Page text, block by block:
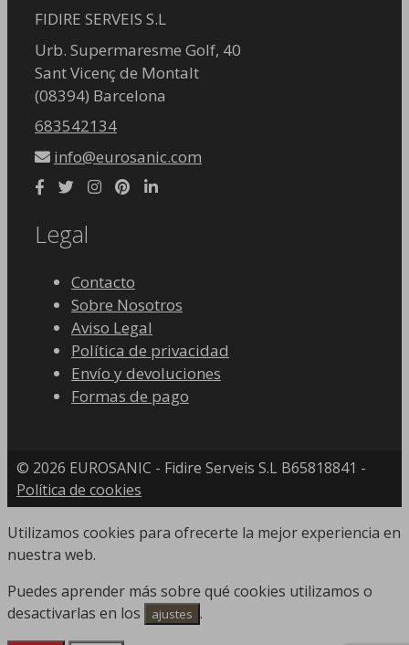
FIDIRE SERVEIS S.L
Urb. Supermaresme Golf, 40
Sant Vicenç de Montalt
(08394) Barcelona
683542134
info@eurosanic.com
Legal
Contacto
Sobre Nosotros
Aviso Legal
Política de privacidad
Envío y devoluciones
Formas de pago
© 2026 EUROSANIC - Fidire Serveis S.L B65818841 -
Política de cookies
Utilizamos cookies para ofrecerte la mejor experiencia en
nuestra web.
Puedes aprender más sobre qué cookies utilizamos o
desactivarlas en los
ajustes .